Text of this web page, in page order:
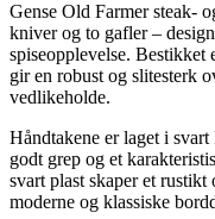
Gense Old Farmer steak-
kniver og to gafler –
spiseopplevelse. Bestikket
gir en robust og slitesterk
vedlikeholde.
Håndtakene er laget i
godt grep og et
svart plast skaper et rustikt
moderne og klassiske